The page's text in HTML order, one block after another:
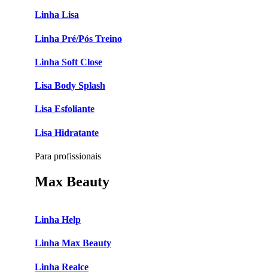
Linha Lisa
Linha Pré/Pós Treino
Linha Soft Close
Lisa Body Splash
Lisa Esfoliante
Lisa Hidratante
Para profissionais
Max Beauty
Linha Help
Linha Max Beauty
Linha Realce